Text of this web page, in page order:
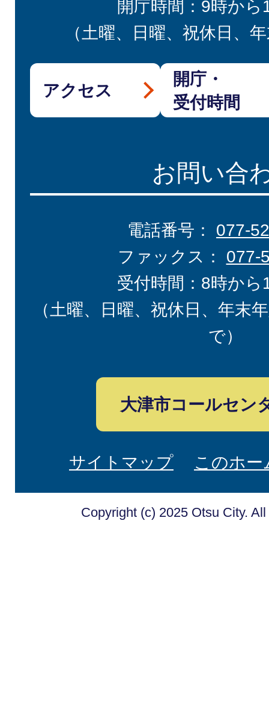
開庁時間：9時から
（土曜、日曜、祝休日、
アクセス
開庁・
受付時間
お問い合
電話番号： 077-
ファックス： 077-
受付時間：8時から
（土曜、日曜、祝休日、年末
で）
大津市コールセン
サイトマップ このホ
Copyright (c) 2025 Otsu City.